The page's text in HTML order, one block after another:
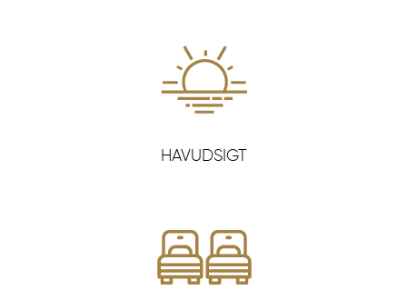
HAVUDSIGT